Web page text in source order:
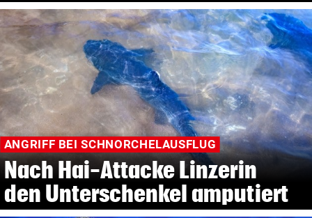
ANGRIFF BEI SCHNORCHELAUSFLUG
Nach Hai-Attacke Linzerin
den Unterschenkel amputiert